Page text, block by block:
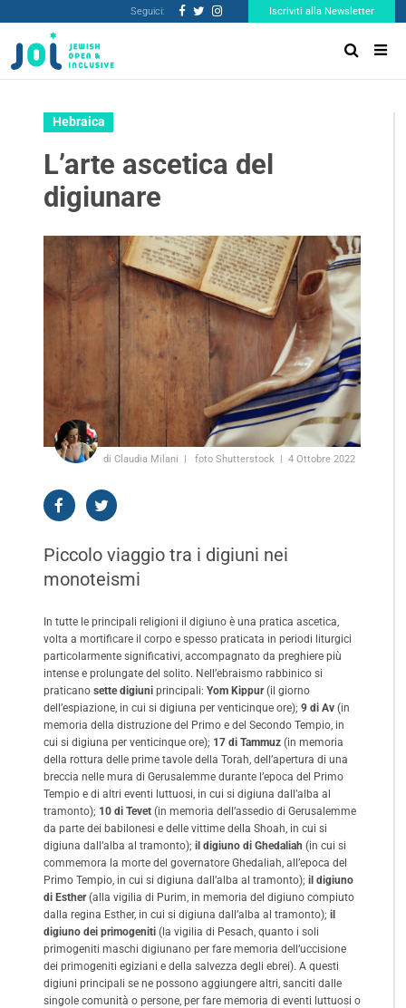
Seguici: Iscriviti alla Newsletter
Hebraica
L’arte ascetica del
digiunare
di Claudia Milani foto Shutterstock 4 Ottobre 2022
Piccolo viaggio tra i digiuni nei
monoteismi
In tutte le principali religioni il digiuno è una pratica ascetica,
volta a mortificare il corpo e spesso praticata in periodi liturgici
particolarmente significativi, accompagnato da preghiere più
intense e prolungate del solito. Nell’ebraismo rabbinico si
praticano sette digiuni principali: Yom Kippur(il giorno
dell’espiazione, in cui si digiuna per venticinque ore); 9 di Av (in
memoria della distruzione del Primo e del Secondo Tempio, in
cui si digiuna per venticinque ore); 17 di Tammuz (in memoria
della rottura delle prime tavole della Torah, dell’apertura di una
breccia nelle mura di Gerusalemme durante l’epoca del Primo
Tempio e di altri eventi luttuosi, in cui si digiuna dall’alba al
tramonto); 10 di Tevet (in memoria dell’assedio di Gerusalemme
da parte dei babilonesi e delle vittime della Shoah, in cui si
digiuna dall’alba al tramonto); il digiuno di Ghedaliah (in cui si
commemora la morte del governatore Ghedaliah, all’epoca del
Primo Tempio, in cui si digiuna dall’alba al tramonto); il digiuno
di Esther(alla vigilia di Purim, in memoria del digiuno compiuto
dalla regina Esther, in cui si digiuna dall’alba al tramonto); il
digiuno dei primogeniti (la vigilia di Pesach, quanto i soli
primogeniti maschi digiunano per fare memoria dell’uccisione
dei primogeniti egiziani e della salvezza degli ebrei). A questi
digiuni principali se ne possono aggiungere altri, sanciti dalle
singole comunità o persone, per fare memoria di eventi luttuosi o